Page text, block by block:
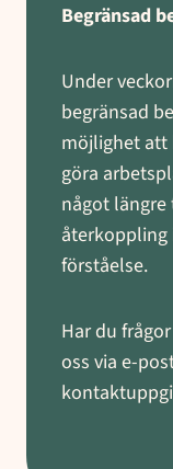
Begränsad
Under
begränsad
möjlighet att
göra
något
återkoppling
förståelse.
Har du
oss via e-